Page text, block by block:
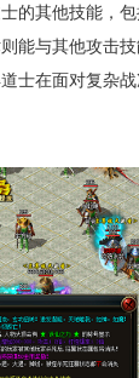
的其他技能，
能与其他攻击技
士在面对复杂